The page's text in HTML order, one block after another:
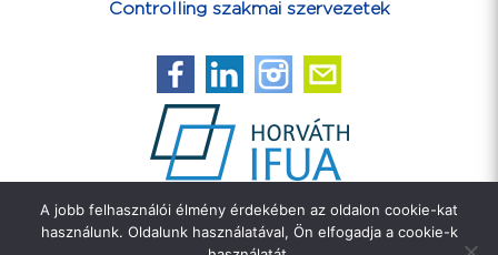
Controlling szakmai szervezetek
Feliratkozás hírlevélre
A jobb felhasználói élmény érdekében az oldalon cookie-kat
használunk. Oldalunk használatával, Ön elfogadja a cookie-k